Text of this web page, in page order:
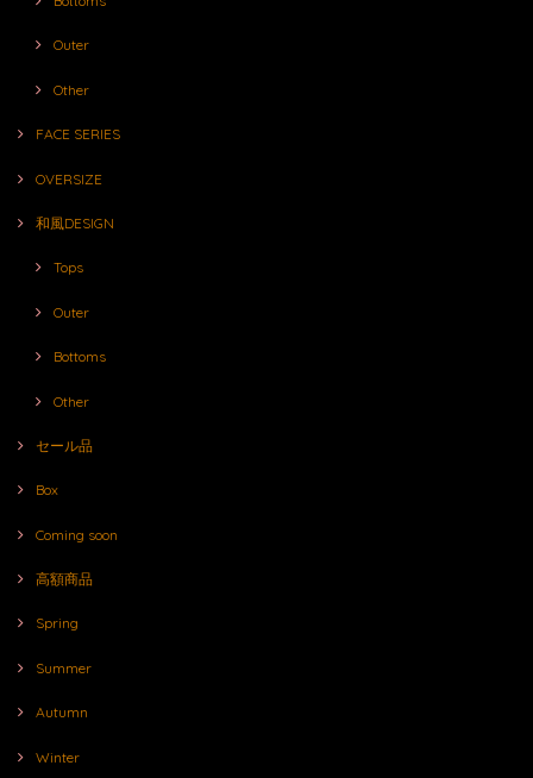
Outer
Other
FACE SERIES
OVERSIZE
和風DESIGN
Tops
Outer
Bottoms
Other
セール品
Box
Coming soon
高額商品
Spring
Summer
Autumn
Winter